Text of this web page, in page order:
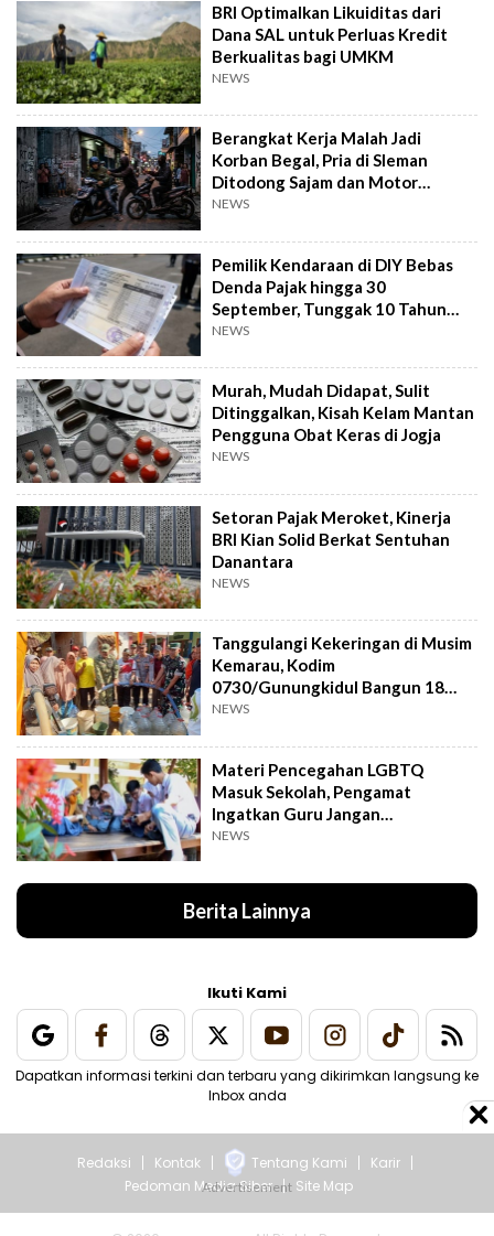
BRI Optimalkan Likuiditas dari
Dana SAL untuk Perluas Kredit
Berkualitas bagi UMKM
NEWS
Berangkat Kerja Malah Jadi
Korban Begal, Pria di Sleman
Ditodong Sajam dan Motor
Digasak
NEWS
Pemilik Kendaraan di DIY Bebas
Denda Pajak hingga 30
September, Tunggak 10 Tahun
Cukup Bayar 5 Tahun
NEWS
Murah, Mudah Didapat, Sulit
Ditinggalkan, Kisah Kelam Mantan
Pengguna Obat Keras di Jogja
NEWS
Setoran Pajak Meroket, Kinerja
BRI Kian Solid Berkat Sentuhan
Danantara
NEWS
Tanggulangi Kekeringan di Musim
Kemarau, Kodim
0730/Gunungkidul Bangun 18
Titik Sumur Bor
NEWS
Materi Pencegahan LGBTQ
Masuk Sekolah, Pengamat
Ingatkan Guru Jangan
Menghakimi Siswa
NEWS
Berita Lainnya
Ikuti Kami
Dapatkan informasi terkini dan terbaru yang dikirimkan langsung ke
Inbox anda
Redaksi Kontak Tentang Kami
Karir
Pedoman Media Siber
Site Map